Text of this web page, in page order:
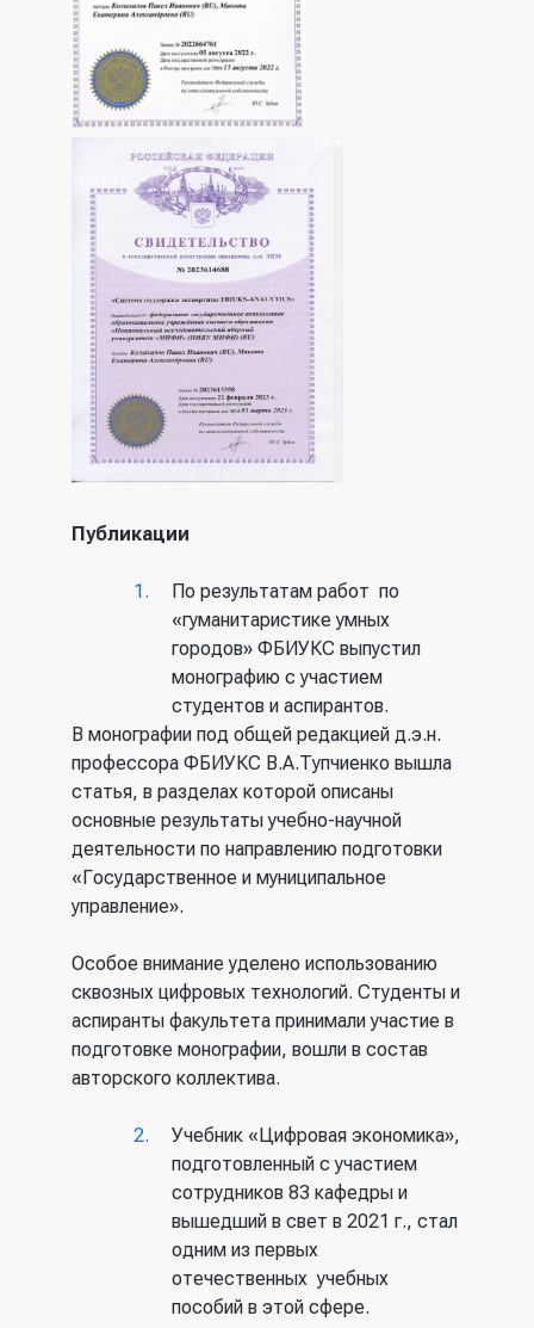
Публикации
По результатам работ по
«гуманитаристике умных
городов» ФБИУКС выпустил
монографию с участием
студентов и аспирантов.
В монографии под общей редакцией д.э.н.
профессора ФБИУКС В.А.Тупчиенко вышла
статья, в разделах которой описаны
основные результаты учебно-научной
деятельности по направлению подготовки
«Государственное и муниципальное
управление».
Особое внимание уделено использованию
сквозных цифровых технологий. Студенты и
аспиранты факультета принимали участие в
подготовке монографии, вошли в состав
авторского коллектива.
Учебник «Цифровая экономика»,
подготовленный с участием
сотрудников 83 кафедры и
вышедший в свет в 2021 г., стал
одним из первых
отечественных учебных
пособий в этой сфере.